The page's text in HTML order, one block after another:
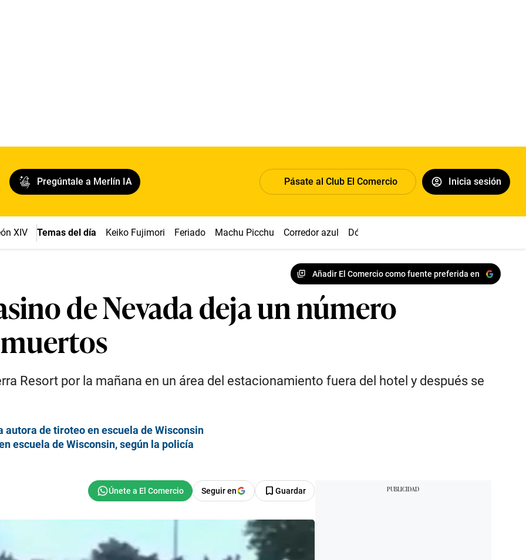
Pregúntale a Merlín IA Pásate al Club El Comercio Inicia sesión
XIV Temas del día Keiko Fujimori Feriado Machu Picchu Corredor azul Dólar
Añadir El Comercio como fuente preferida en
de Nevada deja un número
Resort por la mañana en un área del estacionamiento fuera del hotel y después se
de tiroteo en escuela de Wisconsin
escuela de Wisconsin, según la policía
Seguir en Guardar